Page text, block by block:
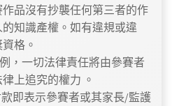
品沒有抄襲任何第三者的作
知識產權。如有違規或違
格。
，一切法律責任將由參賽者
上追究的權力 。
即表示參賽者或其家長/監護